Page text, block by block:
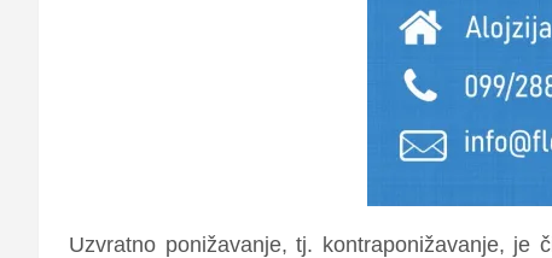
Uzvratno ponižavanje, tj. kontraponižavanje,